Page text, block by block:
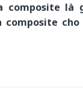
composite là
composite